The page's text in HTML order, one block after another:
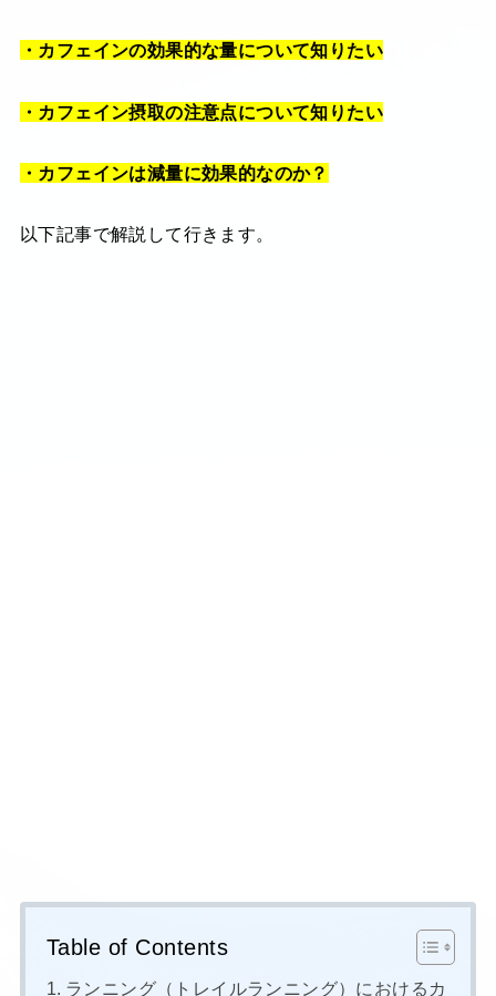
・カフェインの効果的な量について知りたい
・カフェイン摂取の注意点について知りたい
・カフェインは減量に効果的なのか？
以下記事で解説して行きます。
Table of Contents
ランニング（トレイルランニング）におけるカ